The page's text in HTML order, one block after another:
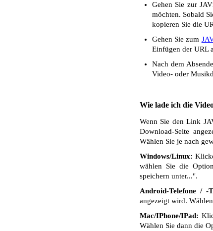
Gehen Sie zur
möchten. Sobald
kopieren Sie die
Gehen Sie zum
Einfügen der URL
Nach dem
Video- oder
Wie lade ich die
Wenn Sie den Link
Download-Seite
Wählen Sie je nach
Windows/Linux:
wählen Sie die
speichern unter...".
Android-Telefone / -
angezeigt wird.
Mac/IPhone/IPad:
Wählen Sie dann die